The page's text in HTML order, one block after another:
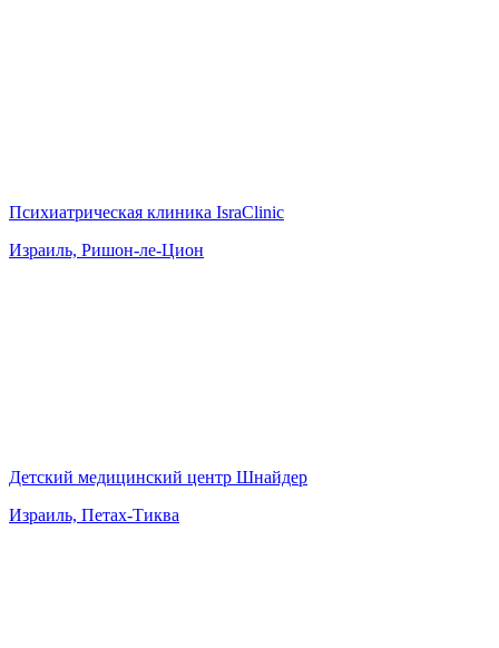
Психиатрическая клиника IsraClinic
Израиль, Ришон-ле-Цион
Детский медицинский центр Шнайдер
Израиль, Петах-Тиква